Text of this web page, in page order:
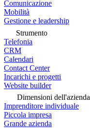
Comunicazione
Mobilità
Gestione e leadership
Strumento
Telefonia
CRM
Calendari
Contact Center
Incarichi e progetti
Website builder
Dimensioni dell'azienda
Imprenditore individuale
Piccola impresa
Grande azienda